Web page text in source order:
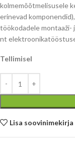
kolmemõõtmelisusele
erinevad
töökodadele montaaži-
nt
Tellimisel
Lisa soovinimekirja